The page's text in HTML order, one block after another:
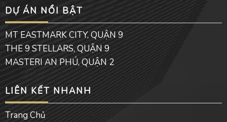
b
o
o
k
u
b
e
o
p
e
DỰ ÁN NỔI BẬT
MT EASTMARK CITY, QUẬN 9
THE 9 STELLARS, QUẬN 9
MASTERI AN PHÚ, QUẬN 2
LIÊN KẾT NHANH
Trang Chủ